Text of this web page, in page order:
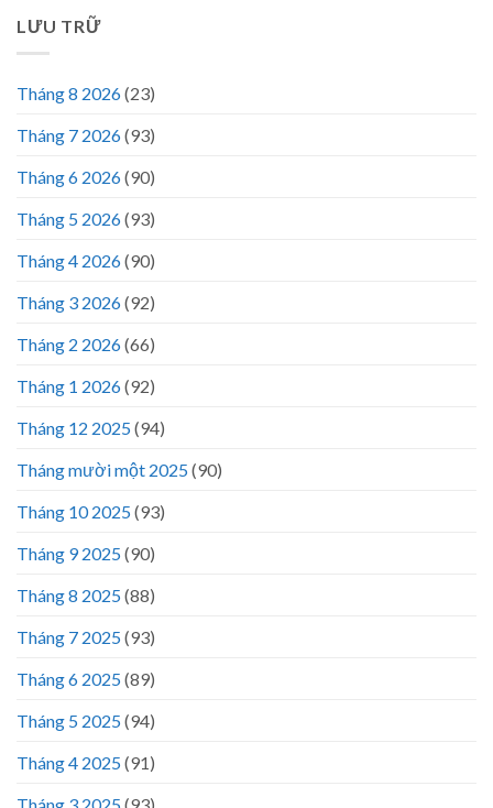
LƯU TRỮ
Tháng 8 2026(23)
Tháng 7 2026(93)
Tháng 6 2026(90)
Tháng 5 2026(93)
Tháng 4 2026(90)
Tháng 3 2026(92)
Tháng 2 2026(66)
Tháng 1 2026(92)
Tháng 12 2025(94)
Tháng mười một 2025(90)
Tháng 10 2025(93)
Tháng 9 2025(90)
Tháng 8 2025(88)
Tháng 7 2025(93)
Tháng 6 2025(89)
Tháng 5 2025(94)
Tháng 4 2025(91)